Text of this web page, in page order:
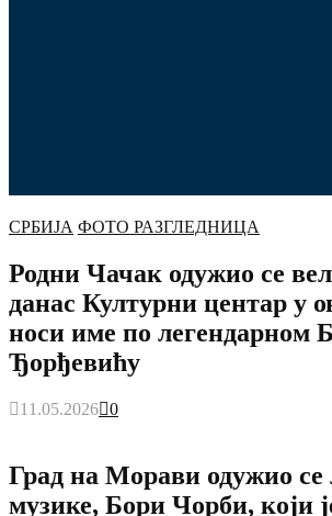
СРБИЈА ФОТО РАЗГЛЕДНИЦА
Родни Чачак одужио се
данас Културни центар у
носи име по легендарном
Ђорђевићу
11.05.2026 0
Град на Морави одужио се
музике, Бори Чорби, који